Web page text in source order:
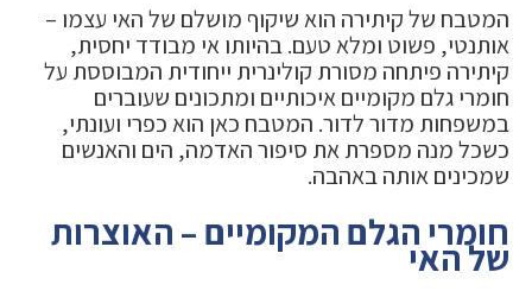
המטבח של קיתירה הוא שיקוף מושלם של האי עצמו –
אותנטי, פשוט ומלא טעם. בהיותו אי מבודד יחסית,
קיתירה פיתחה מסורת קולינרית ייחודית המבוססת על
חומרי גלם מקומיים איכותיים ומתכונים שעוברים
במשפחות מדור לדור. המטבח כאן הוא כפרי ועונתי,
כשכל מנה מספרת את סיפור האדמה, הים והאנשים
שמכינים אותה באהבה.
חומרי הגלם המקומיים – האוצרות
של האי